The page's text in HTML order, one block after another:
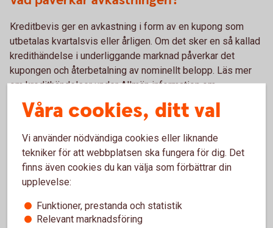
Kreditbevis ger en avkastning i form av en kupong som
utbetalas kvartalsvis eller årligen. Om det sker en så kallad
kredithändelse i underliggande marknad påverkar det
kupongen och återbetalning av nominellt belopp. Läs mer
om kredithändelser under Allmän information om
Kreditbevis.
För- och nackdelar med
Kreditbevis
Fördelar
Våra cookies, ditt val
Vi använder nödvändiga cookies eller liknande
tekniker för att webbplatsen ska fungera för dig. Det
finns även cookies du kan välja som förbättrar din
upplevelse:
Funktioner, prestanda och statistik
Relevant marknadsföring